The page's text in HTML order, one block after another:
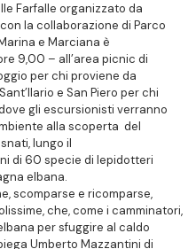
Farfalle organizzato da
la collaborazione di Parco
e Marciana è
9,00 – all’area picnic di
per chi proviene da
e San Piero per chi
gli escursionisti verranno
alla scoperta del
lungo il
di 60 specie di lepidotteri
elbana.
scomparse e ricomparse,
che, come i camminatori,
per sfuggire al caldo
Umberto Mazzantini di